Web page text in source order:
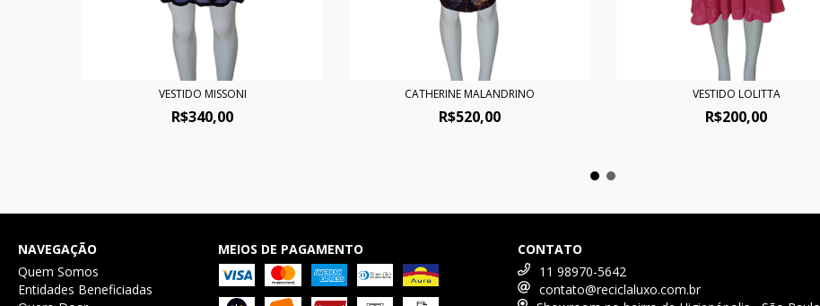
VESTIDO MISSONI
R$340,00
CATHERINE MALANDRINO
R$520,00
VESTIDO LOLITTA
R$200,00
NAVEGAÇÃO
Quem Somos
Entidades Beneficiadas
MEIOS DE PAGAMENTO
CONTATO
11 98970-5642
contato@reciclaluxo.com.br